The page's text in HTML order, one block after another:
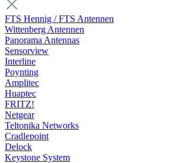
FTS Hennig / FTS Antennen
Wittenberg Antennen
Panorama Antennas
Sensorview
Interline
Poynting
Amplitec
Huaptec
FRITZ!
Netgear
Teltonika Networks
Cradlepoint
Delock
Keystone System